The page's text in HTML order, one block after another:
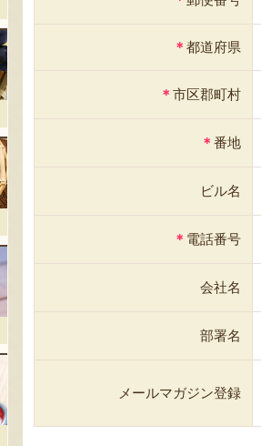
＊ 都道府県
＊ 市区郡町村
＊ 番地
ビル名
＊ 電話番号
会社名
部署名
メールマガジン登録